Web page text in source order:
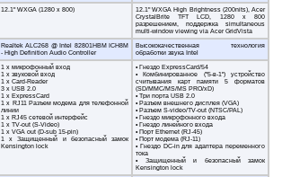
12.1" WXGA (1280 x 800)
12.1" WXGA High Brightness (200nits), Acer
CrystalBrite TFT LCD, 1280 x 800
разрешением, поддержка simultaneous
multi-window viewing via Acer GridVista
Realtek ALC268 @ Intel 82801HBM ICH8M
- High Definition Audio Controller
Высококачественная технология
обработки звука Intel
1 x микрофонный вход
1 x звуковой вход
1 x Card-Reader
3 x USB 2.0
1 x ExpressCard
1 x RJ11 Разъем модема для телефонной
линии
1 x RJ45 сетевой интерфейс
1 x TV-out (S-Video)
1 x VGA out (D-sub 15-pin)
1 х Защищенный и безопасный замок
Kensington lock
• Гнездо ExpressCard/54
• Комбинированное ("5-в-1") устройство
считывания карт памяти 5 форматов
(SD/MMC/MS/MS PRO/xD)
• Три порта USB 2.0
• Разъем внешнего дисплея (VGA)
• Разъем S-video/TV-out (NTSC/PAL)
• Гнездо микрофонного входа
• Гнездо линейного входа
• Порт Ethernet (RJ-45)
• Порт модема (RJ-11)
• Гнездо DC-in для адаптера переменного
тока
• Защищенный и безопасный замок
Kensington lock